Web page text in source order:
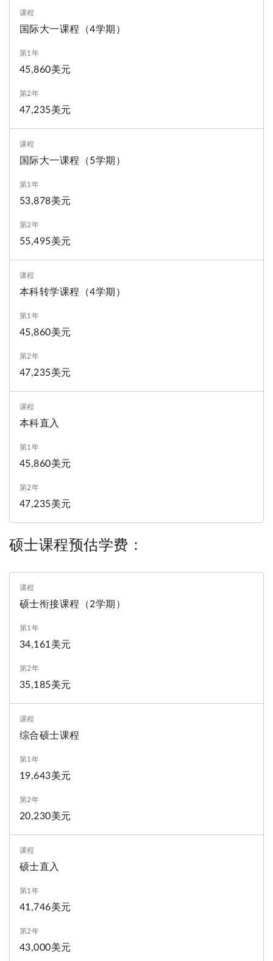
国际大一课程（4学期）
45,860美元
47,235美元
国际大一课程（5学期）
53,878美元
55,495美元
本科转学课程（4学期）
45,860美元
47,235美元
本科直入
45,860美元
47,235美元
硕士课程预估学费：
硕士衔接课程（2学期）
34,161美元
35,185美元
综合硕士课程
19,643美元
20,230美元
硕士直入
41,746美元
43,000美元